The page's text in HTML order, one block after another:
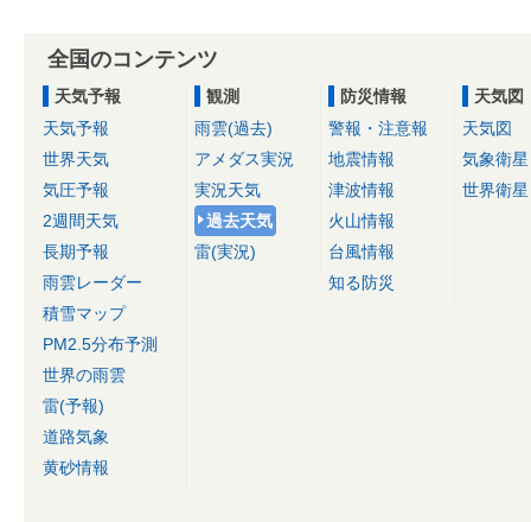
全国のコンテンツ
天気予報
天気予報
世界天気
気圧予報
2週間天気
長期予報
雨雲レーダー
積雪マップ
PM2.5分布予測
世界の雨雲
雷(予報)
道路気象
黄砂情報
観測
雨雲(過去)
アメダス実況
実況天気
過去天気
雷(実況)
防災情報
警報・注意報
地震情報
津波情報
火山情報
台風情報
知る防災
天気図
天気図
気象衛星
世界衛星